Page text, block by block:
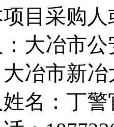
目采购
大冶市
冶市新冶
名：丁警